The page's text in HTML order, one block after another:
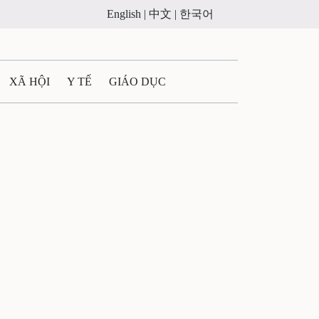
English | 中文 | 한국어
XÃ HỘI Y TẾ GIÁO DỤC